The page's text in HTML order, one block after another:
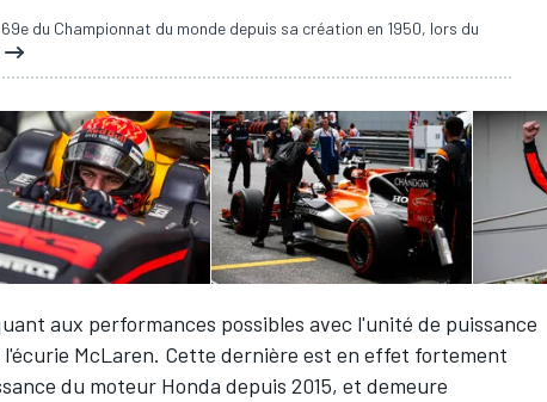
du Championnat du monde depuis sa création en 1950, lors du
aux performances possibles avec l'unité de puissance
McLaren. Cette dernière est en effet fortement
du moteur Honda depuis 2015, et demeure